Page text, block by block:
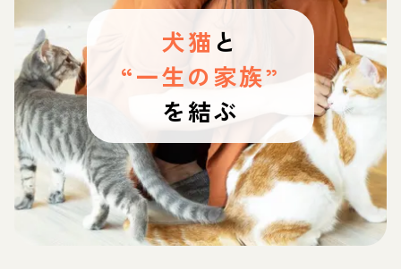
犬猫 と
“一生の家族”
を結ぶ